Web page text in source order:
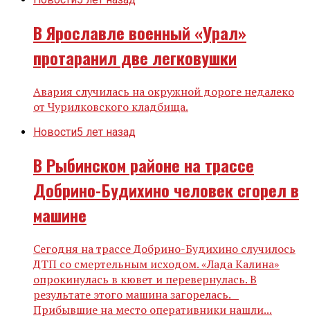
В Ярославле военный «Урал»
протаранил две легковушки
Авария случилась на окружной дороге недалеко
от Чурилковского кладбища.
Новости5 лет назад
В Рыбинском районе на трассе
Добрино-Будихино человек сгорел в
машине
Сегодня на трассе Добрино-Будихино случилось
ДТП со смертельным исходом. «Лада Калина»
опрокинулась в кювет и перевернулась. В
результате этого машина загорелась.
Прибывшие на место оперативники нашли...